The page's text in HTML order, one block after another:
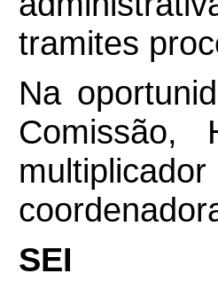
tramites
Na
SEI